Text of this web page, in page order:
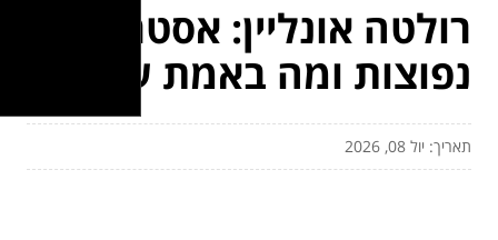
רולטה אונליין: אסטרטגיות
נפוצות ומה באמת עובד
תאריך: יול 08, 2026